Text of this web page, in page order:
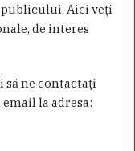
publicului. Aici veţi
de interes
să ne contactaţi
la adresa: